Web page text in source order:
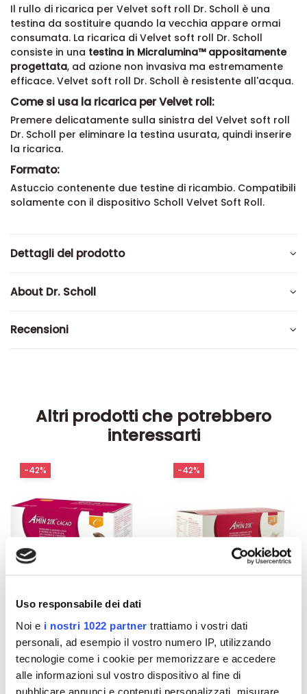
Uso responsabile dei dati
Noi e i nostri 1022 partner trattiamo i vostri dati
personali, ad esempio il vostro numero IP, utilizzando
tecnologie come i cookie per memorizzare e accedere
alle informazioni sul vostro dispositivo al fine di
pubblicare annunci e contenuti personalizzati, misurare
Il rullo di ricarica per Velvet soft roll Dr. Scholl è una
testina da sostituire quando la vecchia appare ormai
consumata. La ricarica di Velvet soft roll Dr. Scholl
consiste in una testina in Micralumina™ appositamente
progettata, ad azione non invasiva ma estremamente
efficace. Velvet soft roll Dr. Scholl è resistente all'acqua.
Come si usa la ricarica per Velvet roll:
Premere delicatamente sulla sinistra del Velvet soft roll
Dr. Scholl per eliminare la testina usurata, quindi inserire
la ricarica.
Formato:
Astuccio contenente due testine di ricambio. Compatibili
solamente con il dispositivo Scholl Velvet Soft Roll.
Dettagli del prodotto
About Dr. Scholl
Recensioni
Altri prodotti che potrebbero
interessarti
Integratori per dimagrire
Amin 21 K al cacao - 21
bustine
-42%
Integratori per dimagrire
Amin 21 K neutro
-42%